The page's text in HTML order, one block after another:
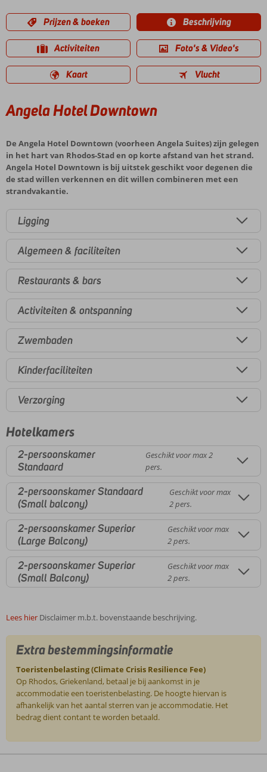
Prijzen & boeken Beschrijving
Activiteiten Foto's & Video's
Kaart Vlucht
Angela Hotel Downtown
De Angela Hotel Downtown (voorheen Angela Suites) zijn gelegen
in het hart van Rhodos-Stad en op korte afstand van het strand.
Angela Hotel Downtown is bij uitstek geschikt voor degenen die
de stad willen verkennen en dit willen combineren met een
strandvakantie.
Ligging
Algemeen & faciliteiten
Restaurants & bars
Activiteiten & ontspanning
Zwembaden
Kinderfaciliteiten
Verzorging
Hotelkamers
2-persoonskamer
Standaard
Geschikt voor max 2
pers.
2-persoonskamer Standaard
(Small balcony)
Geschikt voor max
2 pers.
2-persoonskamer Superior
(Large Balcony)
Geschikt voor max
2 pers.
2-persoonskamer Superior
(Small Balcony)
Geschikt voor max
2 pers.
Lees hier Disclaimer m.b.t. bovenstaande beschrijving.
Extra bestemmingsinformatie
Toeristenbelasting (Climate Crisis Resilience Fee)
Op Rhodos, Griekenland, betaal je bij aankomst in je
accommodatie een toeristenbelasting. De hoogte hiervan is
afhankelijk van het aantal sterren van je accommodatie. Het
bedrag dient contant te worden betaald.